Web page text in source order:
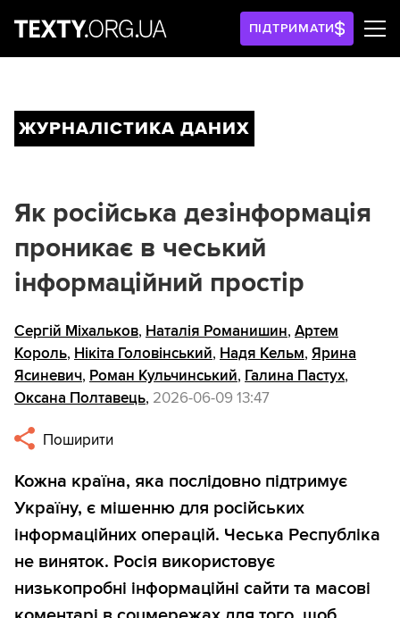
ПІДТРИМАТИ
ЖУРНАЛІСТИКА ДАНИХ
Як російська дезінформація
проникає в чеський
інформаційний простір
Сергій Міхальков, Наталія Романишин, Артем
Король, Нікіта Головінський, Надя Кельм, Ярина
Ясиневич, Роман Кульчинський, Галина Пастух,
Оксана Полтавець, 2026-06-09 13:47
Поширити
Кожна країна, яка послідовно підтримує
Україну, є мішенню для російських
інформаційних операцій. Чеська Республіка
не виняток. Росія використовує
низькопробні інформаційні сайти та масові